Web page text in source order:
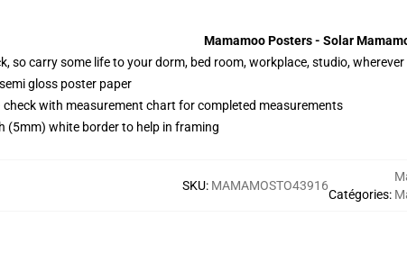
Mamamoo Posters - Solar
so carry some life to your dorm, bed room, workplace, studio, wherever
gloss poster paper
with measurement chart for completed measurements
(5mm) white border to help in framing
SKU: MAMAMOSTO43916
Catégories: